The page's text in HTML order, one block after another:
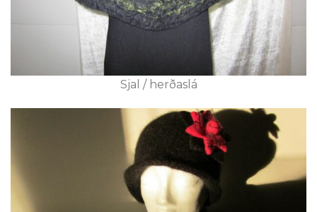
Sjal / herðaslá